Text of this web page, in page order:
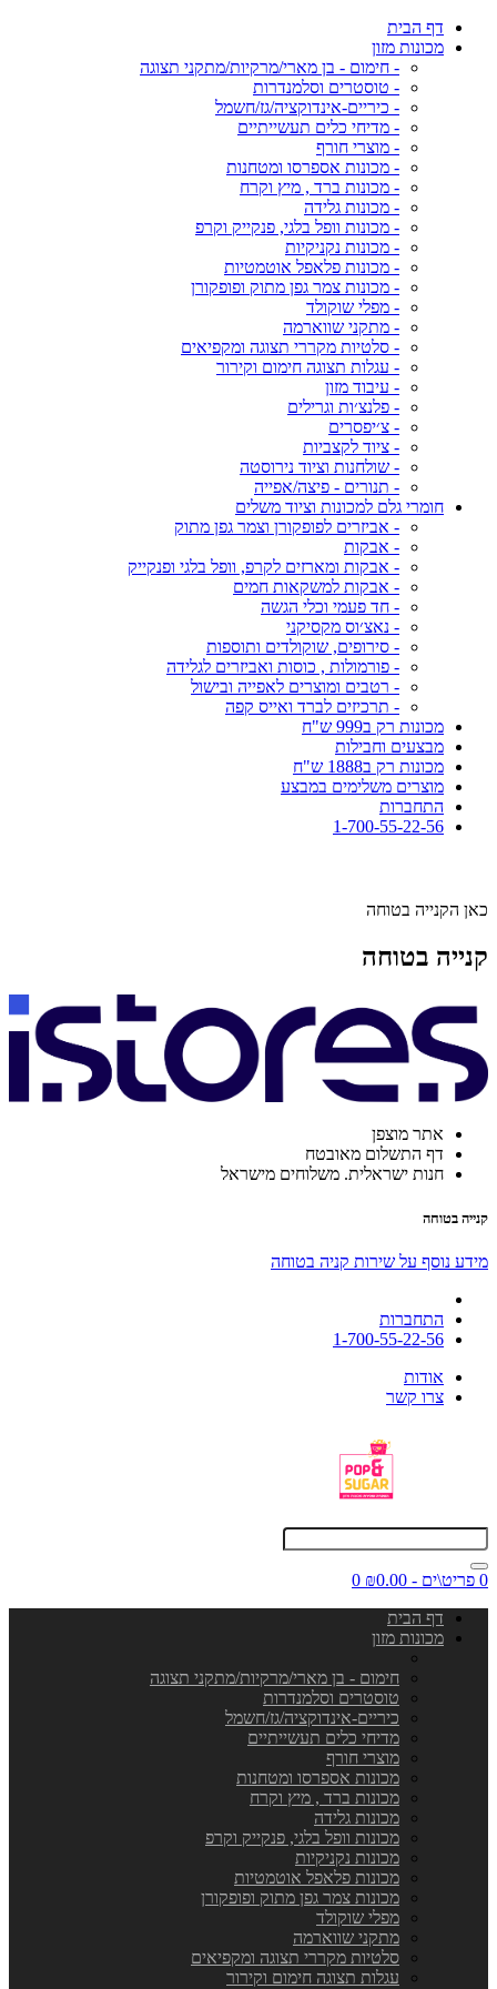
דף הבית
מכונות מזון
- חימום - בן מארי/מרקיות/מתקני תצוגה
- טוסטרים וסלמנדרות
- כיריים-אינדוקציה/גז/חשמל
- מדיחי כלים תעשייתיים
- מוצרי חורף
- מכונות אספרסו ומטחנות
- מכונות ברד , מיץ וקרח
- מכונות גלידה
- מכונות וופל בלגי, פנקייק וקרפ
- מכונות נקניקיות
- מכונות פלאפל אוטמטיות
- מכונות צמר גפן מתוק ופופקורן
- מפלי שוקולד
- מתקני שווארמה
- סלטיות מקררי תצוגה ומקפיאים
- עגלות תצוגה חימום וקירור
- עיבוד מזון
- פלנצ׳ות וגרילים
- צ׳יפסרים
- ציוד לקצביות
- שולחנות וציוד נירוסטה
- תנורים - פיצה/אפייה
חומרי גלם למכונות וציוד משלים
- אביזרים לפופקורן וצמר גפן מתוק
- אבקות
- אבקות ומארזים לקרפ, וופל בלגי ופנקייק
- אבקות למשקאות חמים
- חד פעמי וכלי הגשה
- נאצ׳וס מקסיקני
- סירופים, שוקולדים ותוספות
- פורמולות , כוסות ואביזרים לגלידה
- רטבים ומוצרים לאפייה ובישול
- תרכיזים לברד ואייס קפה
מכונות רק ב999 ש"ח
מבצעים וחבילות
מכונות רק ב1888 ש"ח
מוצרים משלימים במבצע
התחברות
1-700-55-22-56
כאן הקנייה בטוחה
קנייה בטוחה
אתר מוצפן
דף התשלום מאובטח
חנות ישראלית. משלוחים מישראל
קנייה בטוחה
מידע נוסף על שירות קניה בטוחה
התחברות
1-700-55-22-56
אודות
צרו קשר
0 פריט\ים - ₪0.00
0
דף הבית
מכונות מזון
חימום - בן מארי/מרקיות/מתקני תצוגה
טוסטרים וסלמנדרות
כיריים-אינדוקציה/גז/חשמל
מדיחי כלים תעשייתיים
מוצרי חורף
מכונות אספרסו ומטחנות
מכונות ברד , מיץ וקרח
מכונות גלידה
מכונות וופל בלגי, פנקייק וקרפ
מכונות נקניקיות
מכונות פלאפל אוטמטיות
מכונות צמר גפן מתוק ופופקורן
מפלי שוקולד
מתקני שווארמה
סלטיות מקררי תצוגה ומקפיאים
עגלות תצוגה חימום וקירור